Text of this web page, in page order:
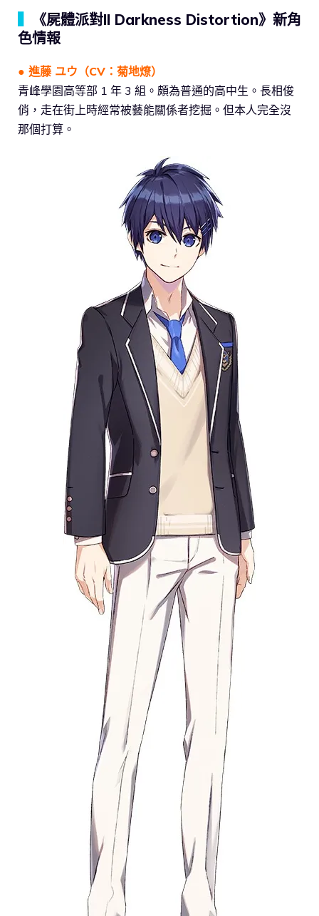
《屍體派對II Darkness Distortion》新角
色情報
● 進藤 ユウ（CV：菊地燎）
青峰學園高等部 1 年 3 組。頗為普通的高中生。長相俊
俏，走在街上時經常被藝能關係者挖掘。但本人完全沒
那個打算。